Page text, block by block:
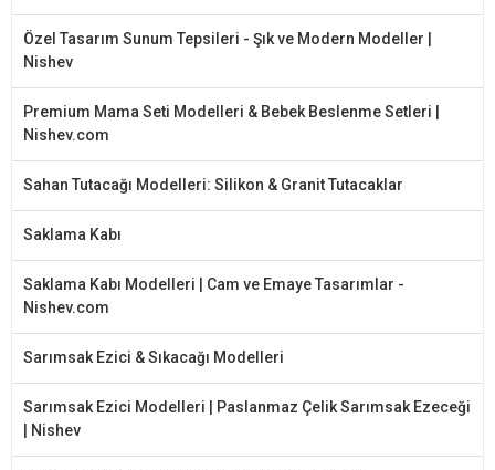
Özel Tasarım Sunum Tepsileri - Şık ve Modern Modeller |
Nishev
Premium Mama Seti Modelleri & Bebek Beslenme Setleri |
Nishev.com
Sahan Tutacağı Modelleri: Silikon & Granit Tutacaklar
Saklama Kabı
Saklama Kabı Modelleri | Cam ve Emaye Tasarımlar -
Nishev.com
Sarımsak Ezici & Sıkacağı Modelleri
Sarımsak Ezici Modelleri | Paslanmaz Çelik Sarımsak Ezeceği
| Nishev